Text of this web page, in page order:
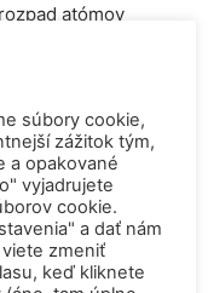
atómov
máme v
bolo naozaj
si ešte musíme
z kozmu. A aby to
ešte človeka, ktorý
máme okolo seba
súbory cookie,
zážitok tým,
a opakované
vyjadrujete
cookie.
a dať nám
zmeniť
keď kliknete